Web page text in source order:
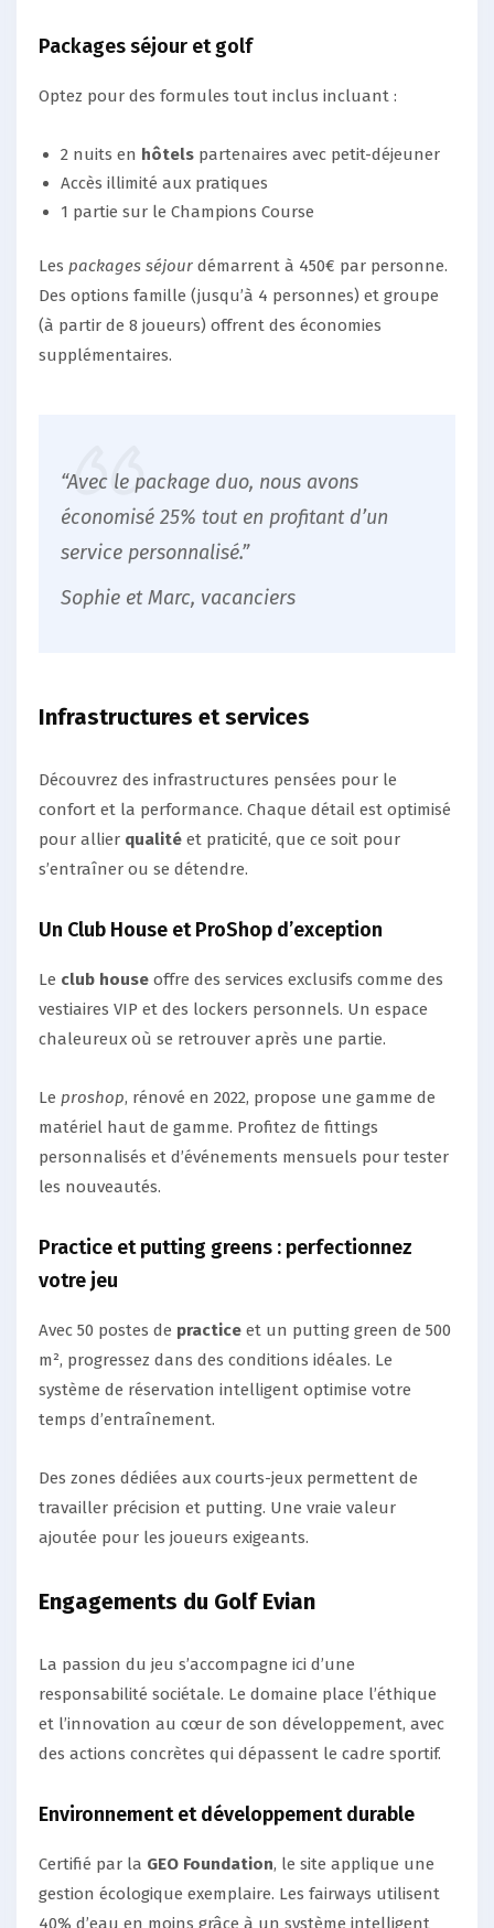
Packages séjour et golf
Optez pour des formules tout inclus incluant :
2 nuits en hôtels partenaires avec petit-déjeuner
Accès illimité aux pratiques
1 partie sur le Champions Course
Les packages séjour démarrent à 450€ par personne.
Des options famille (jusqu’à 4 personnes) et groupe
(à partir de 8 joueurs) offrent des économies
supplémentaires.
“Avec le package duo, nous avons
économisé 25% tout en profitant d’un
service personnalisé.”
Sophie et Marc, vacanciers
Infrastructures et services
Découvrez des infrastructures pensées pour le
confort et la performance. Chaque détail est optimisé
pour allier qualité et praticité, que ce soit pour
s’entraîner ou se détendre.
Un Club House et ProShop d’exception
Le club house offre des services exclusifs comme des
vestiaires VIP et des lockers personnels. Un espace
chaleureux où se retrouver après une partie.
Le proshop, rénové en 2022, propose une gamme de
matériel haut de gamme. Profitez de fittings
personnalisés et d’événements mensuels pour tester
les nouveautés.
Practice et putting greens : perfectionnez
votre jeu
Avec 50 postes de practice et un putting green de 500
m², progressez dans des conditions idéales. Le
système de réservation intelligent optimise votre
temps d’entraînement.
Des zones dédiées aux courts-jeux permettent de
travailler précision et putting. Une vraie valeur
ajoutée pour les joueurs exigeants.
Engagements du Golf Evian
La passion du jeu s’accompagne ici d’une
responsabilité sociétale. Le domaine place l’éthique
et l’innovation au cœur de son développement, avec
des actions concrètes qui dépassent le cadre sportif.
Environnement et développement durable
Certifié par la GEO Foundation, le site applique une
gestion écologique exemplaire. Les fairways utilisent
40% d’eau en moins grâce à un système intelligent